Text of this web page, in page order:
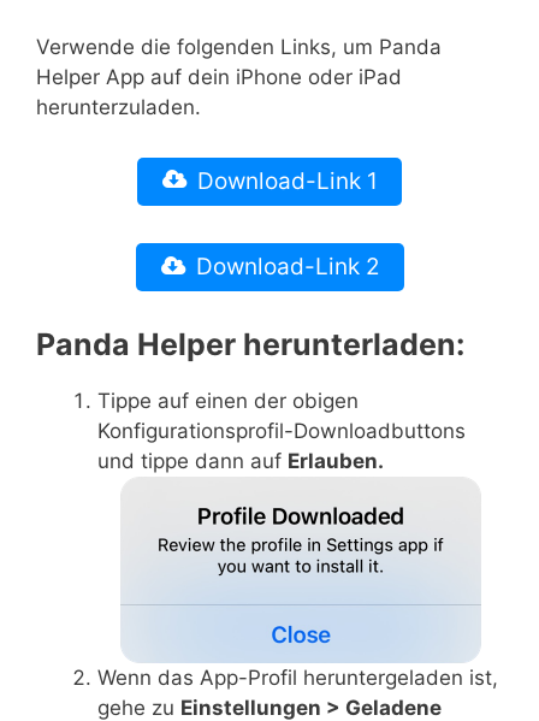
Verwende die folgenden Links, um Panda
Helper App auf dein iPhone oder iPad
herunterzuladen.
Download-Link 1
Download-Link 2
Panda Helper herunterladen:
Tippe auf einen der obigen
Konfigurationsprofil-Downloadbuttons
und tippe dann auf Erlauben.
Wenn das App-Profil heruntergeladen ist,
gehe zu Einstellungen > Geladene